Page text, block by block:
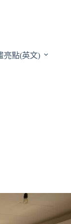
亮點(英文)